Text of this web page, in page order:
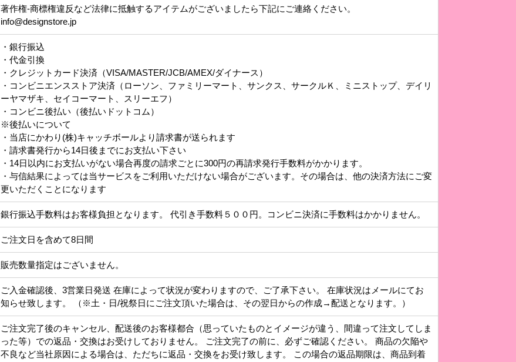
著作権-商標権違反など法律に抵触するアイテムがございましたら下記にご連絡ください。
info@designstore.jp
・銀行振込
・代金引換
・クレジットカード決済（VISA/MASTER/JCB/AMEX/ダイナース）
・コンビニエンスストア決済（ローソン、ファミリーマート、サンクス、サークルＫ、ミニストップ、デイリ
ーヤマザキ、セイコーマート、スリーエフ）
・コンビニ後払い（後払いドットコム）
※後払いについて
・当店にかわり(株)キャッチボールより請求書が送られます
・請求書発行から14日後までにお支払い下さい
・14日以内にお支払いがない場合再度の請求ごとに300円の再請求発行手数料がかかります。
・与信結果によっては当サービスをご利用いただけない場合がございます。その場合は、他の決済方法にご変
更いただくことになります
銀行振込手数料はお客様負担となります。 代引き手数料５００円。コンビニ決済に手数料はかかりません。
ご注文日を含めて8日間
販売数量指定はございません。
ご入金確認後、3営業日発送 在庫によって状況が変わりますので、ご了承下さい。 在庫状況はメールにてお
知らせ致します。 （※土・日/祝祭日にご注文頂いた場合は、その翌日からの作成→配送となります。）
ご注文完了後のキャンセル、配送後のお客様都合（思っていたものとイメージが違う、間違って注文してしま
った等）での返品・交換はお受けしておりません。 ご注文完了の前に、必ずご確認ください。 商品の欠陥や
不良など当社原因による場合は、ただちに返品・交換をお受け致します。 この場合の返品期限は、商品到着